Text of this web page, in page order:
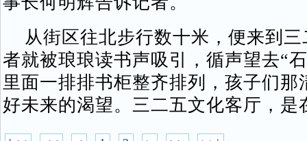
从街区往北步行数十米，便来到三
者就被琅琅读书声吸引，循声望去“
里面一排排书柜整齐排列，孩子们
好未来的渴望。三二五文化客厅，是